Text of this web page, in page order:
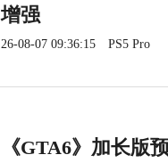
增强
26-08-07 09:36:15 PS5 Pro
《GTA6》加长版